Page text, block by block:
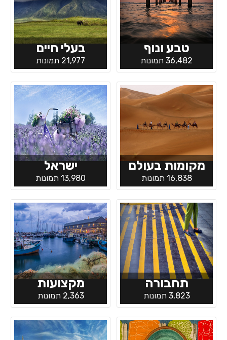
טבע ונוף
36,482 תמונות
בעלי חיים
21,977 תמונות
מקומות בעולם
16,838 תמונות
ישראל
13,980 תמונות
תחבורה
3,823 תמונות
מקצועות
2,363 תמונות